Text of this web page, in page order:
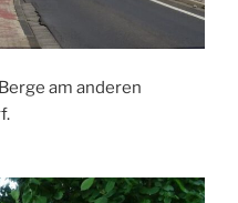
am anderen